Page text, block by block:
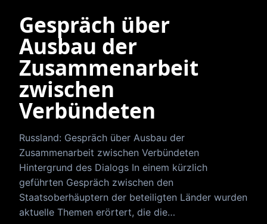
Gespräch über
Ausbau der
Zusammenarbeit
zwischen
Verbündeten
Russland: Gespräch über Ausbau der
Zusammenarbeit zwischen Verbündeten
Hintergrund des Dialogs In einem kürzlich
geführten Gespräch zwischen den
Staatsoberhäuptern der beteiligten Länder wurden
aktuelle Themen erörtert, die die…